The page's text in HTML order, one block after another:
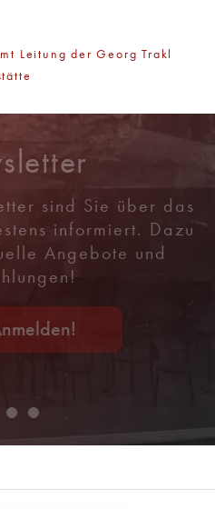
Leitung der Georg Trakl
sind Sie über das
informiert. Dazu
Angebote und